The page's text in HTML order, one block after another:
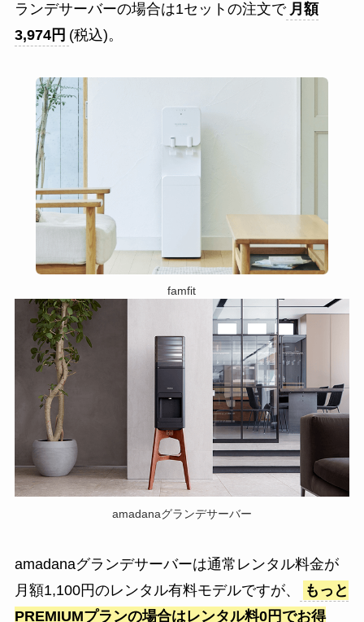
ランデサーバーの場合は1セットの注文で 月額
3,974円 (税込)。
famfit
amadanaグランデサーバー
amadanaグランデサーバーは通常レンタル料金が
月額1,100円のレンタル有料モデルですが、
もっと
PREMIUMプランの場合はレンタル料0円でお得